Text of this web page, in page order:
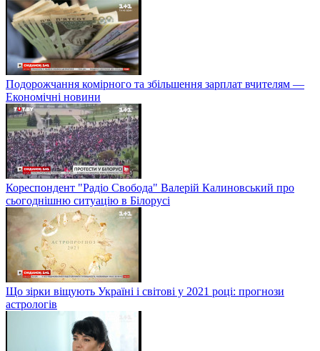
Подорожчання комірного та збільшення зарплат вчителям —
Економічні новини
Кореспондент "Радіо Свобода" Валерій Калиновський про
сьогоднішню ситуацію в Білорусі
Що зірки віщують Україні і світові у 2021 році: прогнози
астрологів